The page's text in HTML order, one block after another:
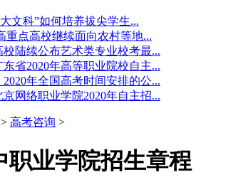
大文科”如何培养拔尖学生...
重点高校继续面向农村等地...
校陆续公布艺术类专业校考最...
东省2020年高等职业院校自主...
2020年全国高考时间安排的公...
京网络职业学院2020年自主招...
> 高考咨询 >
职业学院招生章程